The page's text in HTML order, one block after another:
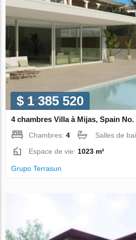
$ 1 385 520
4 chambres Villa à Mijas, Spain No.
Chambres:4 Salles de
Espace de vie: 1023 m²
Grupo Terrasun